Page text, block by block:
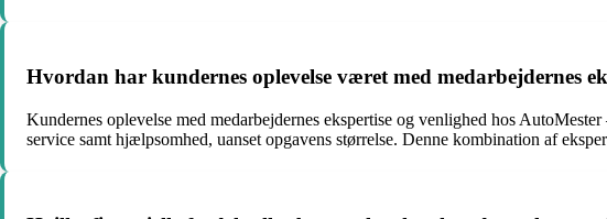
Hvordan har kundernes oplevelse været med medarbejdernes
Kundernes oplevelse med medarbejdernes ekspertise og venlighed hos
service samt hjælpsomhed, uanset opgavens størrelse. Denne kombination af